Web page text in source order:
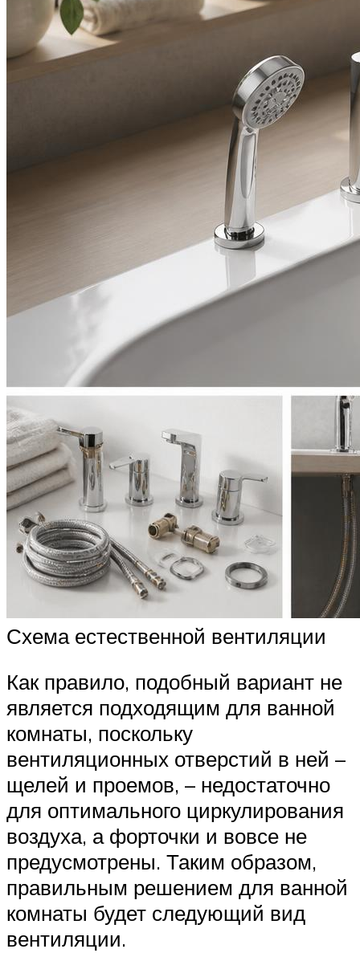
Схема естественной вентиляции
Как правило, подобный вариант не
является подходящим для ванной
комнаты, поскольку
вентиляционных отверстий в ней –
щелей и проемов, – недостаточно
для оптимального циркулирования
воздуха, а форточки и вовсе не
предусмотрены. Таким образом,
правильным решением для ванной
комнаты будет следующий вид
вентиляции.